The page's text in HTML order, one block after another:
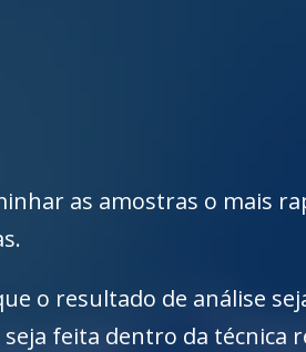
as amostras o mais
o resultado de análise
seja feita dentro da técnica